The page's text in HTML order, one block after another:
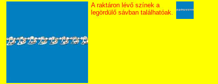
A raktáron lévő színek a
legördülő sávban találhatóak.